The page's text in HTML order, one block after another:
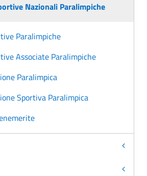
Nazionali Paralimpiche
Paralimpiche
Associate Paralimpiche
Paralimpica
Sportiva Paralimpica